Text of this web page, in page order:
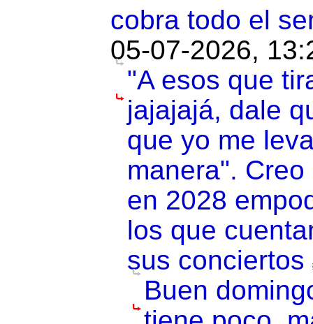
cobra todo el
05-07-2026,
"A esos que
jajajajá, dale
que yo me
manera".
en 2028
los que
sus conciertos
Buen